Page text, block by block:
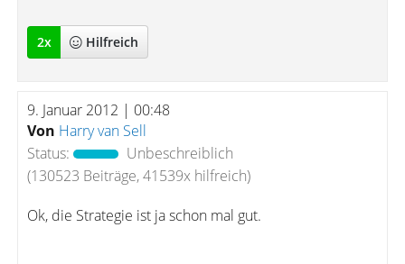
2x Hilfreich
9. Januar 2012 | 00:48
Von Harry van Sell
Status:
Unbeschreiblich
(130523 Beiträge, 41539x hilfreich)
Ok, die Strategie ist ja schon mal gut.